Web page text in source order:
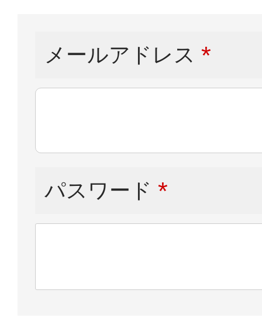
メールアドレス
パスワード